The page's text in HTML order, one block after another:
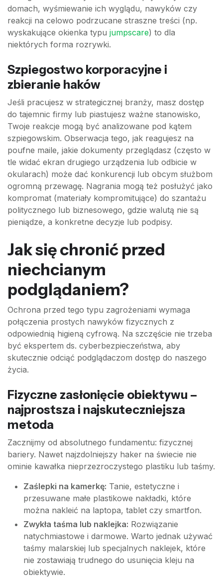
domach, wyśmiewanie ich wyglądu, nawyków czy
reakcji na celowo podrzucane straszne treści (np.
wyskakujące okienka typu jumpscare) to dla
niektórych forma rozrywki.
Szpiegostwo korporacyjne i
zbieranie haków
Jeśli pracujesz w strategicznej branży, masz dostęp
do tajemnic firmy lub piastujesz ważne stanowisko,
Twoje reakcje mogą być analizowane pod kątem
szpiegowskim. Obserwacja tego, jak reagujesz na
poufne maile, jakie dokumenty przeglądasz (często w
tle widać ekran drugiego urządzenia lub odbicie w
okularach) może dać konkurencji lub obcym służbom
ogromną przewagę. Nagrania mogą też posłużyć jako
kompromat (materiały kompromitujące) do szantażu
politycznego lub biznesowego, gdzie walutą nie są
pieniądze, a konkretne decyzje lub podpisy.
Jak się chronić przed
niechcianym
podglądaniem?
Ochrona przed tego typu zagrożeniami wymaga
połączenia prostych nawyków fizycznych z
odpowiednią higieną cyfrową. Na szczęście nie trzeba
być ekspertem ds. cyberbezpieczeństwa, aby
skutecznie odciąć podglądaczom dostęp do naszego
życia.
Fizyczne zasłonięcie obiektywu –
najprostsza i najskuteczniejsza
metoda
Zacznijmy od absolutnego fundamentu: fizycznej
bariery. Nawet najzdolniejszy haker na świecie nie
ominie kawałka nieprzezroczystego plastiku lub taśmy.
Zaślepki na kamerkę: Tanie, estetyczne i
przesuwane małe plastikowe nakładki, które
można nakleić na laptopa, tablet czy smartfon.
Zwykła taśma lub naklejka: Rozwiązanie
natychmiastowe i darmowe. Warto jednak używać
taśmy malarskiej lub specjalnych naklejek, które
nie zostawiają trudnego do usunięcia kleju na
obiektywie.